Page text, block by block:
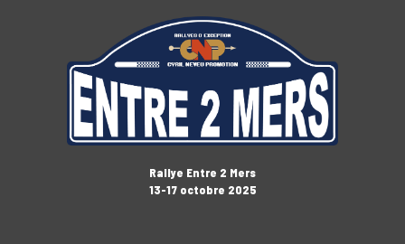
Rallye Entre 2 Mers
13-17 octobre 2025